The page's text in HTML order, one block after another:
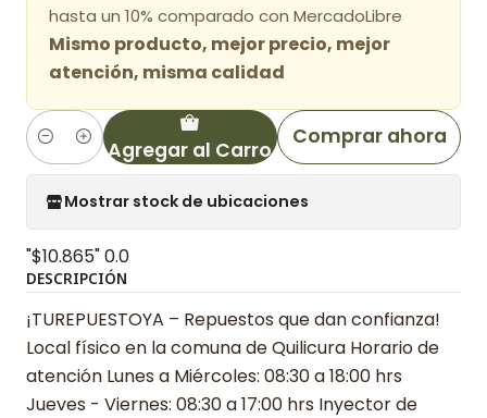
hasta un 10% comparado con MercadoLibre
Mismo producto, mejor precio, mejor
atención, misma calidad
Cantidad Agregar al Carro
Comprar ahora
Mostrar stock de ubicaciones
"$10.865"0.0
DESCRIPCIÓN
¡TUREPUESTOYA – Repuestos que dan confianza!
Local físico en la comuna de Quilicura Horario de
atención Lunes a Miércoles: 08:30 a 18:00 hrs
Jueves - Viernes: 08:30 a 17:00 hrs Inyector de